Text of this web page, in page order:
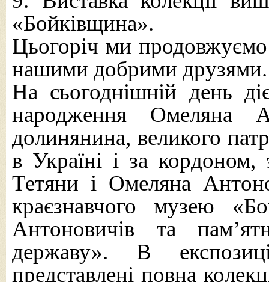
«Бойківщина».
Цьогоріч ми
нашими добрими друзями.
На сьогоднішній день
народження Омеляна
долинянина, великого
в Україні і за кордоном,
Тетяни і Омеляна
краєзнавчого музею
Антоновичів та
державу». В
представлені повна